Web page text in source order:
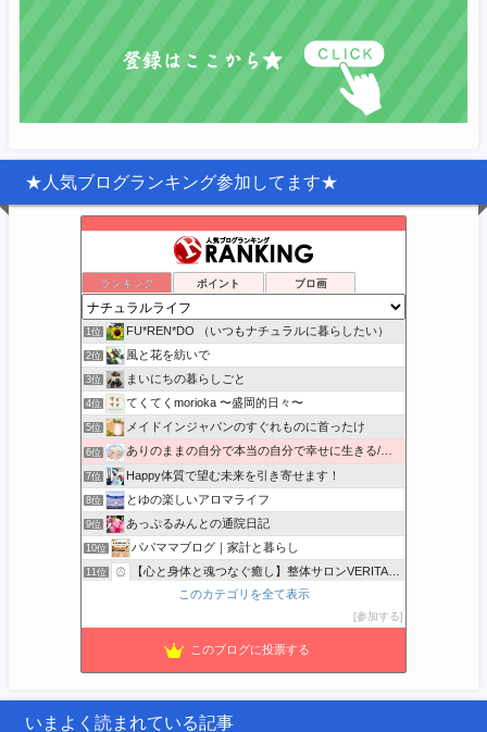
★人気ブログランキング参加してます★
ランキング ポイント ブロ画
1位 FU*REN*DO （いつもナチュラルに暮らしたい）
2位 風と花を紡いで
3位 まいにちの暮らしごと
4位 てくてくmorioka 〜盛岡的日々〜
5位 メイドインジャパンのすぐれものに首ったけ
6位 ありのままの自分で本当の自分で幸せに生きる/本音BLOG
7位 Happy体質で望む未来を引き寄せます！
8位 とゆの楽しいアロマライフ
9位 あっぷるみんとの通院日記
10位 パパママブログ｜家計と暮らし
11位 【心と身体と魂つなぐ癒し】整体サロンVERITASのブログ
かまいと 家計簿書こうクラブ
心と体の土台から整え、本来の自分に還る暮らし
このカテゴリを全て表示
参加する
このブログに投票する
いまよく読まれている記事